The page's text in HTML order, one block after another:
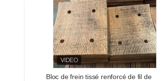
Bloc de frein tissé renforcé de fil de